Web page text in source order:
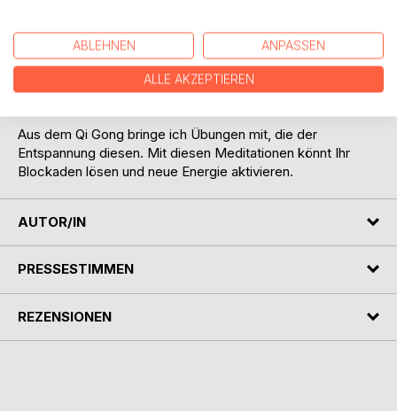
In diesem Buch geht es um Übungen zur Vermeidung von
Stress. Wir werfen aber auch einen Blick darauf, was zum
Stress führt und wie man sich schnell durch
Achtsamkeitsübungen im Alltag helfen kann.
Aus dem Qi Gong bringe ich Übungen mit, die der
Entspannung diesen. Mit diesen Meditationen könnt Ihr
Blockaden lösen und neue Energie aktivieren.
AUTOR/IN
PRESSESTIMMEN
REZENSIONEN
ABLEHNEN ANPASSEN
ALLE AKZEPTIEREN